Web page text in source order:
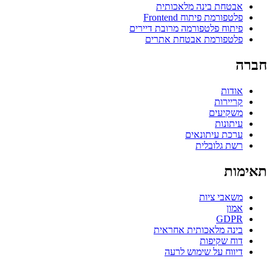
אבטחת בינה מלאכותית
פלטפורמת פיתוח Frontend
פיתוח פלטפורמה מרובת דיירים
פלטפורמת אבטחת אתרים
חברה
אודות
קריירות
משקיעים
עיתונות
ערכת עיתונאים
רשת גלובלית
תאימות
משאבי ציות
אמון
GDPR
בינה מלאכותית אחראית
דוח שקיפות
דיווח על שימוש לרעה